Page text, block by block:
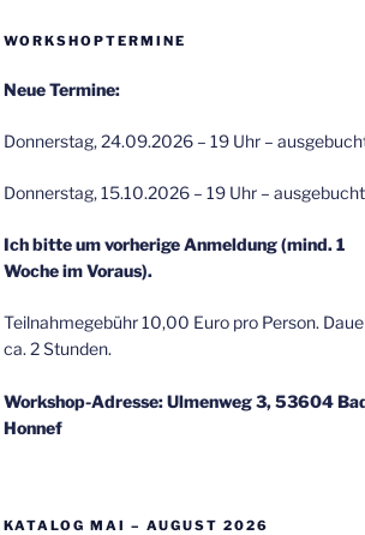
WORKSHOPTERMINE
Neue Termine:
Donnerstag, 24.09.2026 – 19 Uhr –
Donnerstag, 15.10.2026 – 19 Uhr – ausgebucht
Ich bitte um vorherige Anmeldung (mind. 1
Woche im Voraus).
Teilnahmegebühr 10,00 Euro pro Person.
ca. 2 Stunden.
Workshop-Adresse: Ulmenweg 3, 53604
Honnef
KATALOG MAI – AUGUST 2026